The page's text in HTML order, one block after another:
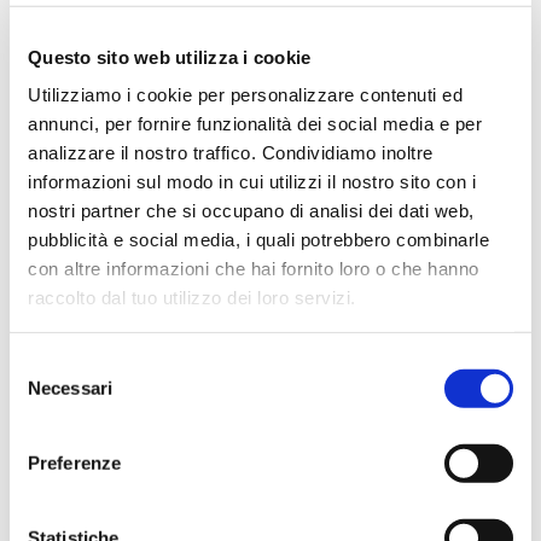
Questo sito web utilizza i cookie
Utilizziamo i cookie per personalizzare contenuti ed
annunci, per fornire funzionalità dei social media e per
analizzare il nostro traffico. Condividiamo inoltre
informazioni sul modo in cui utilizzi il nostro sito con i
nostri partner che si occupano di analisi dei dati web,
pubblicità e social media, i quali potrebbero combinarle
con altre informazioni che hai fornito loro o che hanno
raccolto dal tuo utilizzo dei loro servizi.
delNecessari
Preferenze
un mese fa
Ottima esperienza d’acquisto. Comunicazione
puntuale e cordiale, spedizione rapida e prodotti
effettivamente disponibili come indicato sul sito, senza
sorprese o ritardi. Servizio affidabile e professionale.
Negozio assolutamente consigliato, acqui..
★★★★★
Biasin e sono rimasto davvero super soddisfatto. Il sax
è arrivato in condizioni impeccabili, perfettamente